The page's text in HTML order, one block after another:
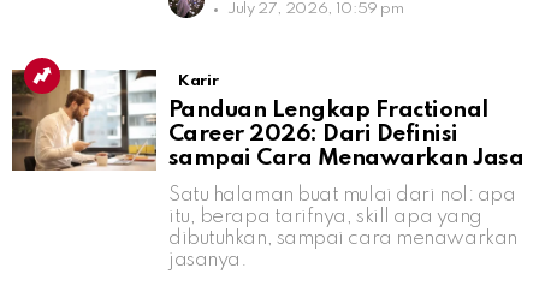
July 27, 2026, 10:59 pm
Karir
Panduan Lengkap Fractional
Career 2026: Dari Definisi
sampai Cara Menawarkan Jasa
Satu halaman buat mulai dari nol: apa
itu, berapa tarifnya, skill apa yang
dibutuhkan, sampai cara menawarkan
jasanya.